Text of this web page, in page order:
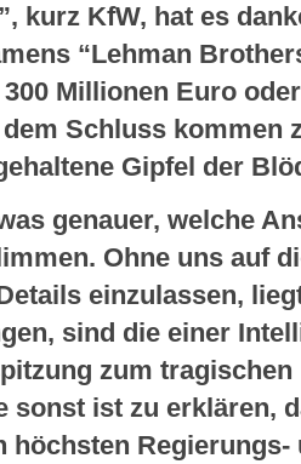
kurz KfW, hat es
“Lehman
Millionen Euro
Schluss kommen
Gipfel der
genauer, welche
Ohne uns auf
einzulassen,
sind die einer
zum
sonst ist zu erklären,
höchsten